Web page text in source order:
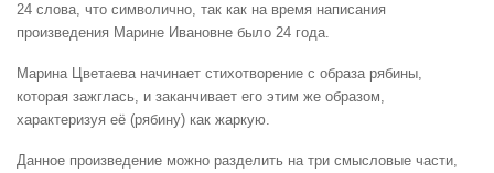
24 слова, что символично, так как на время написания
произведения Марине Ивановне было 24 года.
Марина Цветаева начинает стихотворение с образа рябины,
которая зажглась, и заканчивает его этим же образом,
характеризуя её (рябину) как жаркую.
Данное произведение можно разделить на три смысловые части,